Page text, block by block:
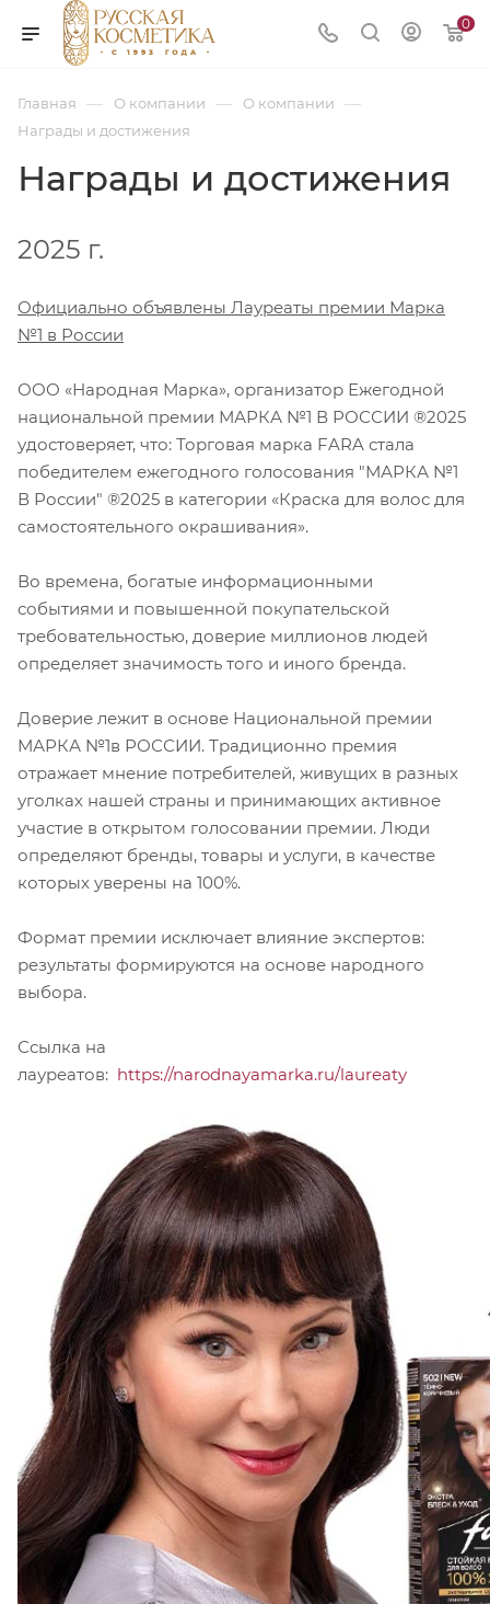
0
Главная — О компании — О компании —
Награды и достижения
Награды и достижения
2025 г.
Официально объявлены Лауреаты премии Марка
№1 в России
ООО «Народная Марка», организатор Ежегодной
национальной премии МАРКА №1 В РОССИИ ®2025
удостоверяет, что: Торговая марка FARA стала
победителем ежегодного голосования "МАРКА №1
В России" ®2025 в категории «Краска для волос для
самостоятельного окрашивания».
Во времена, богатые информационными
событиями и повышенной покупательской
требовательностью, доверие миллионов людей
определяет значимость того и иного бренда.
Доверие лежит в основе Национальной премии
МАРКА №1в РОССИИ. Традиционно премия
отражает мнение потребителей, живущих в разных
уголках нашей страны и принимающих активное
участие в открытом голосовании премии. Люди
определяют бренды, товары и услуги, в качестве
которых уверены на 100%.
Формат премии исключает влияние экспертов:
результаты формируются на основе народного
выбора.
Ссылка на
лауреатов: https://narodnayamarka.ru/laureaty